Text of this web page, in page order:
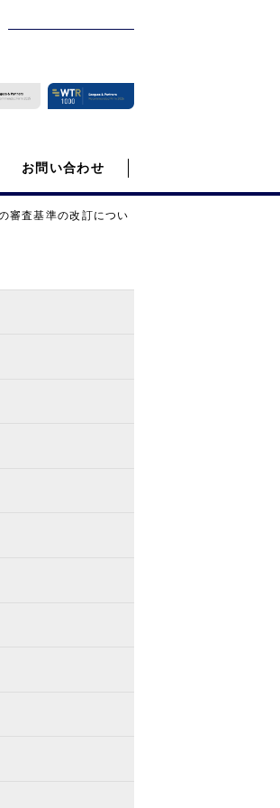
お問い合わせ
審査基準の改訂につい